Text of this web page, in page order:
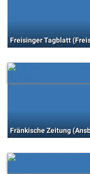
Freisinger Tagblatt
Fränkische Zeitung